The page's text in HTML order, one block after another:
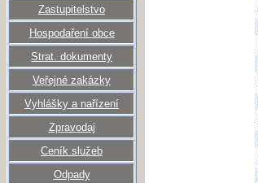
Zastupitelstvo
Hospodaření obce
Strat. dokumenty
Veřejné zakázky
Vyhlášky a nařízení
Zpravodaj
Ceník služeb
Odpady